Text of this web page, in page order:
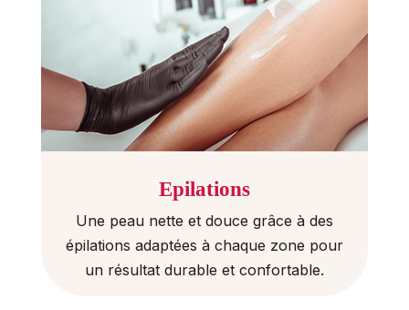
Epilations
Une peau nette et douce grâce à des
épilations adaptées à chaque zone pour
un résultat durable et confortable.